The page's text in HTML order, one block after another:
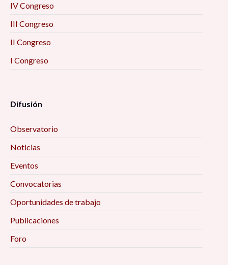
IV Congreso
III Congreso
II Congreso
I Congreso
Difusión
Observatorio
Noticias
Eventos
Convocatorias
Oportunidades de trabajo
Publicaciones
Foro